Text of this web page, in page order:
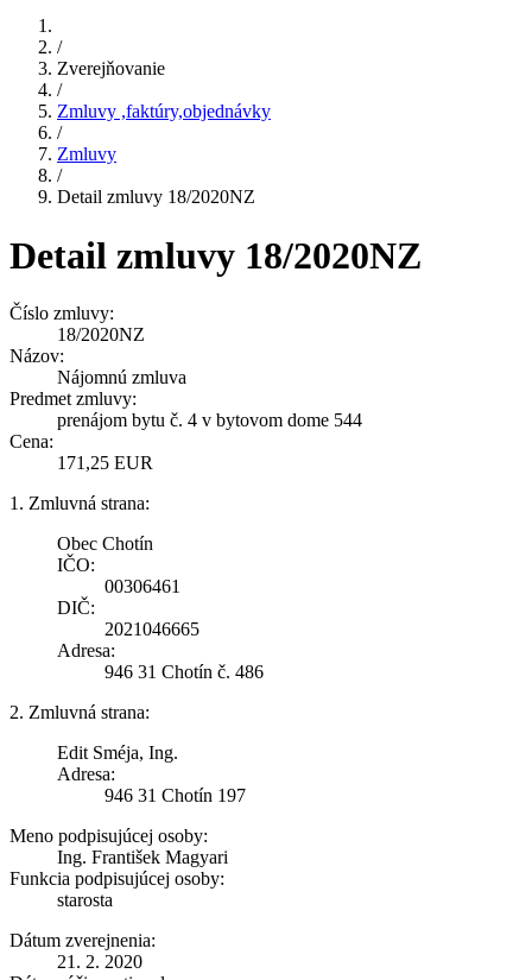
/
Zverejňovanie
/
Zmluvy ,faktúry,objednávky
/
Zmluvy
/
Detail zmluvy 18/2020NZ
Detail zmluvy 18/2020NZ
Číslo zmluvy:
18/2020NZ
Názov:
Nájomnú zmluva
Predmet zmluvy:
prenájom bytu č. 4 v bytovom dome 544
Cena:
171,25 EUR
1. Zmluvná strana:
Obec Chotín
IČO:
00306461
DIČ:
2021046665
Adresa:
946 31 Chotín č. 486
2. Zmluvná strana:
Edit Sméja, Ing.
Adresa:
946 31 Chotín 197
Meno podpisujúcej osoby:
Ing. František Magyari
Funkcia podpisujúcej osoby:
starosta
Dátum zverejnenia:
21. 2. 2020